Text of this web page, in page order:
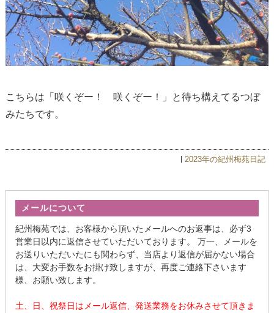
こちらは「咲くぞー！ 咲くぞー！」と待ち構えてるつぼ
みたちです。
2023年の紀州梅苑日記
メールについて
紀州梅苑では、お客様から頂いたメールへのお返事は、必ず3
営業日以内に返信させていただいております。 万一、メールを
お送りいただいたにも関わらず、当店より返信が届かない場合
は、大変お手数をお掛け致しますが、再度ご連絡下さいます
様、お願い致します。
土、日、祝祭日はメール返信、発送業務をお休みさせて頂きま